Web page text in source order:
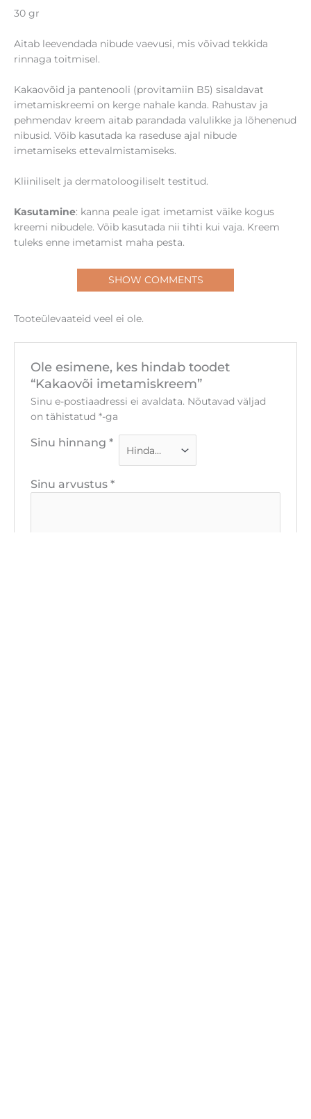
30 gr
Aitab leevendada nibude vaevusi, mis võivad tekkida
rinnaga toitmisel.
Kakaovõid ja pantenooli (provitamiin B5) sisaldavat
imetamiskreemi on kerge nahale kanda. Rahustav ja
pehmendav kreem aitab parandada valulikke ja lõhenenud
nibusid. Võib kasutada ka raseduse ajal nibude
imetamiseks ettevalmistamiseks.
Kliiniliselt ja dermatoloogiliselt testitud.
Kasutamine: kanna peale igat imetamist väike kogus
kreemi nibudele. Võib kasutada nii tihti kui vaja. Kreem
tuleks enne imetamist maha pesta.
SHOW COMMENTS
Tooteülevaateid veel ei ole.
Ole esimene, kes hindab toodet
“Kakaovõi imetamiskreem”
Sinu e-postiaadressi ei avaldata. Nõutavad väljad
on tähistatud *-ga
Sinu hinnang *
Sinu arvustus *